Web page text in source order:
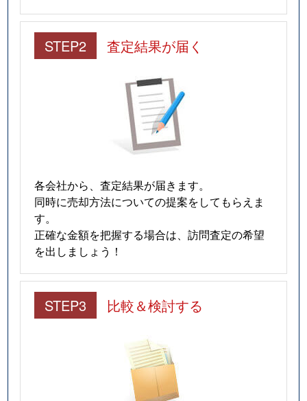
STEP2 査定結果が届く
各会社から、査定結果が届きます。
同時に売却方法についての提案をしてもらえま
す。
正確な金額を把握する場合は、訪問査定の希望
を出しましょう！
STEP3 比較＆検討する